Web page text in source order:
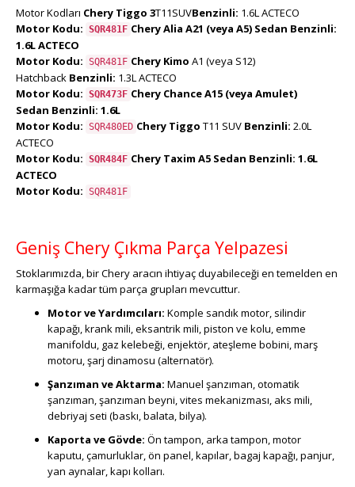
Motor Kodları Chery Tiggo 3T11SUVBenzinli: 1.6L ACTECO
Motor Kodu: SQR481F Chery Alia A21 (veya A5) Sedan Benzinli:
1.6L ACTECO
Motor Kodu: SQR481F Chery Kimo A1 (veya S12)
Hatchback Benzinli: 1.3L ACTECO
Motor Kodu: SQR473F Chery ChanceA15 (veya Amulet)
Sedan Benzinli: 1.6L
Motor Kodu: SQR480ED Chery Tiggo T11 SUV Benzinli: 2.0L
ACTECO
Motor Kodu: SQR484F Chery Taxim A5 Sedan Benzinli: 1.6L
ACTECO
Motor Kodu: SQR481F
Geniş Chery Çıkma Parça Yelpazesi
Stoklarımızda, bir Chery aracın ihtiyaç duyabileceği en temelden en
karmaşığa kadar tüm parça grupları mevcuttur.
Motor ve Yardımcıları: Komple sandık motor, silindir
kapağı, krank mili, eksantrik mili, piston ve kolu, emme
manifoldu, gaz kelebeği, enjektör, ateşleme bobini, marş
motoru, şarj dinamosu (alternatör).
Şanzıman ve Aktarma: Manuel şanzıman, otomatik
şanzıman, şanzıman beyni, vites mekanizması, aks mili,
debriyaj seti (baskı, balata, bilya).
Kaporta ve Gövde: Ön tampon, arka tampon, motor
kaputu, çamurluklar, ön panel, kapılar, bagaj kapağı, panjur,
yan aynalar, kapı kolları.